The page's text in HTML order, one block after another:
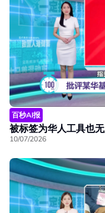
百秒AI报
被标签为华人工具也
10/07/2026